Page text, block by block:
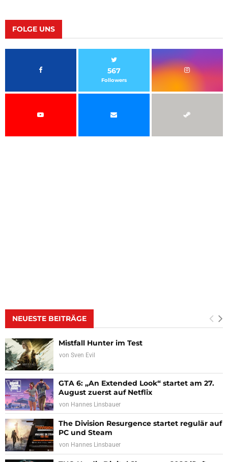
FOLGE UNS
567
Followers
NEUESTE BEITRÄGE
Mistfall Hunter im Test
von Sven Evil
GTA 6: „An Extended Look“ startet am 27.
August zuerst auf Netflix
von Hannes Linsbauer
The Division Resurgence startet regulär auf
PC und Steam
von Hannes Linsbauer